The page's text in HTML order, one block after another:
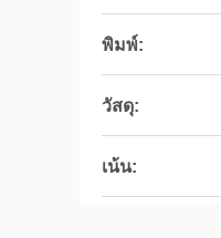
พิมพ์:
วัสดุ:
เน้น: